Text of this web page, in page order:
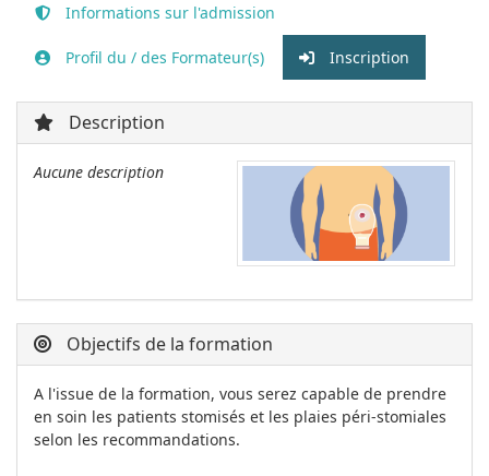
Informations sur l'admission
Profil du / des Formateur(s) Inscription
Description
Aucune description
Objectifs de la formation
A l'issue de la formation, vous serez capable de prendre
en soin les patients stomisés et les plaies péri-stomiales
selon les recommandations.